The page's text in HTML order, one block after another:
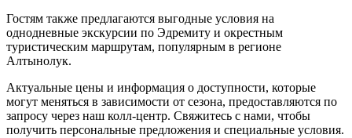
Гостям также предлагаются выгодные условия на
однодневные экскурсии по Эдремиту и окрестным
туристическим маршрутам, популярным в регионе
Алтынолук.
Актуальные цены и информация о доступности, которые
могут меняться в зависимости от сезона, предоставляются по
запросу через наш колл-центр. Свяжитесь с нами, чтобы
получить персональные предложения и специальные условия.